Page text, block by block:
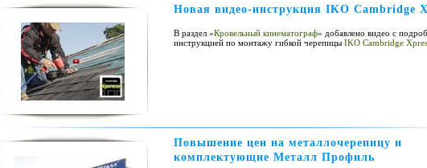
Новая видео-инструкция IKO Cambridge
В раздел «Кровельный кинематограф» добавлено видео с
инструкцией по монтажу гибкой черепицы IKO Cambridge
Повышение цен на металлочерепицу и
комплектующие Металл Профиль